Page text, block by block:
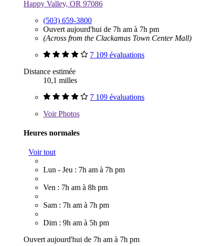
Happy Valley, OR 97086
(503) 659-3800
Ouvert aujourd'hui de 7h am à 7h pm
(Across from the Clackamas Town Center Mall)
7 109 évaluations
Distance estimée
10,1 milles
7 109 évaluations
VoirPhotos
Heures normales
Voir tout
Lun - Jeu : 7h am à 7h pm
Ven : 7h am à 8h pm
Sam : 7h am à 7h pm
Dim : 9h am à 5h pm
Ouvert aujourd'hui de 7h am à 7h pm